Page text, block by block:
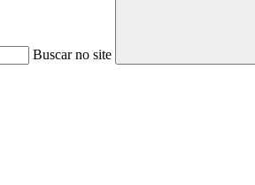
Buscar no site